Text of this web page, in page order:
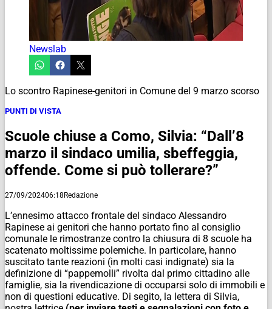
Newslab
Lo scontro Rapinese-genitori in Comune del 9 marzo scorso
PUNTI DI VISTA
Scuole chiuse a Como, Silvia: “Dall’8
marzo il sindaco umilia, sbeffeggia,
offende. Come si può tollerare?”
27/09/202406:18Redazione
L’ennesimo attacco frontale del sindaco Alessandro
Rapinese ai genitori che hanno portato fino al consiglio
comunale le rimostranze contro la chiusura di 8 scuole ha
scatenato moltissime polemiche. In particolare, hanno
suscitato tante reazioni (in molti casi indignate) sia la
definizione di “pappemolli” rivolta dal primo cittadino alle
famiglie, sia la rivendicazione di occuparsi solo di immobili e
non di questioni educative. Di segito, la lettera di Silvia,